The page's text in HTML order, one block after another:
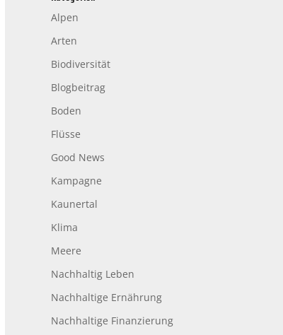
Alpen
Arten
Biodiversität
Blogbeitrag
Boden
Flüsse
Good News
Kampagne
Kaunertal
Klima
Meere
Nachhaltig Leben
Nachhaltige Ernährung
Nachhaltige Finanzierung